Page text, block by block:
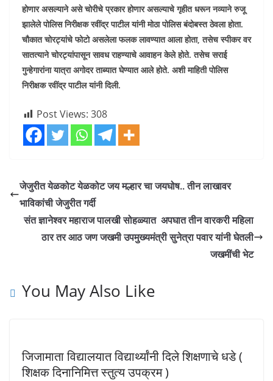
होणार असल्याने असे चोरीचे प्रकार होणार असल्याचे गृहीत धरून नव्याने रुजू
झालेले पोलिस निरीक्षक रवींद्र पाटील यांनी मोठा पोलिस बंदोबस्त ठेवला होता.
चौकात चोरट्यांचे फोटो असलेला फलक लावण्यात आला होता, तसेच स्पीकर वर
सातत्याने चोरट्यांपासून सावध राहण्याचे आवाहन केले होते. तसेच सराई
गुन्हेगारांना यात्रा अगोदर ताब्यात घेण्यात आले होते. अशी माहिती पोलिस
निरीक्षक रवींद्र पाटील यांनी दिली.
Post Views: 308
जेजुरीत येळकोट येळकोट जय मल्हार चा जयघोष.. तीन लाखावर
भाविकांची जेजुरीत गर्दी
संत ज्ञानेश्वर महाराज पालखी सोहळ्यात अपघात तीन वारकरी महिला
ठार तर आठ जण जखमी उपमुख्यमंत्री सुनेत्रा पवार यांनी घेतली
जखमींची भेट
You May Also Like
जिजामाता विद्यालयात विद्यार्थ्यांनी दिले शिक्षणाचे धडे (
शिक्षक दिनानिमित्त स्तुत्य उपक्रम )